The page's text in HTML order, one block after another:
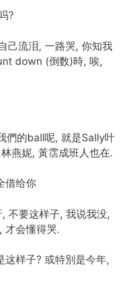
?
己流泪, 一路哭, 你知我
down (倒数)時, 唉,
們的ball呢, 就是Sally叶
燕妮, 黃霑成班人也在.
借给你
不要这样子, 我说我没,
才会懂得哭.
这样子? 或特別是今年,